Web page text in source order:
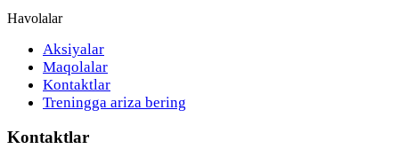
Havolalar
Aksiyalar
Maqolalar
Kontaktlar
Treningga ariza bering
Kontaktlar